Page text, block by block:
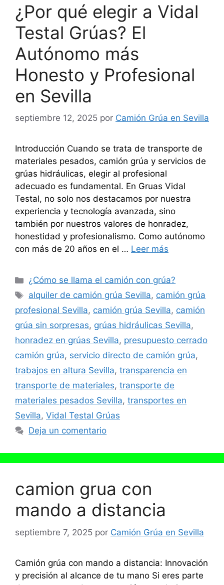
¿Por qué elegir a Vidal
Testal Grúas? El
Autónomo más
Honesto y Profesional
en Sevilla
septiembre 12, 2025 por Camión Grúa en Sevilla
Introducción Cuando se trata de transporte de
materiales pesados, camión grúa y servicios de
grúas hidráulicas, elegir al profesional
adecuado es fundamental. En Gruas Vidal
Testal, no solo nos destacamos por nuestra
experiencia y tecnología avanzada, sino
también por nuestros valores de honradez,
honestidad y profesionalismo. Como autónomo
con más de 20 años en el … Leer más
Categorías
¿Cómo se llama el camión con grúa?
Etiquetas
alquiler de camión grúa Sevilla, camión grúa
profesional Sevilla, camión grúa Sevilla, camión
grúa sin sorpresas, grúas hidráulicas Sevilla,
honradez en grúas Sevilla, presupuesto cerrado
camión grúa, servicio directo de camión grúa,
trabajos en altura Sevilla, transparencia en
transporte de materiales, transporte de
materiales pesados Sevilla, transportes en
Sevilla, Vidal Testal Grúas
Deja un comentario
camion grua con
mando a distancia
septiembre 7, 2025 por Camión Grúa en Sevilla
Camión grúa con mando a distancia: Innovación
y precisión al alcance de tu mano Si eres parte